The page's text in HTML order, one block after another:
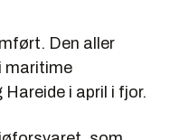
Den aller
maritime
i april i fjor.